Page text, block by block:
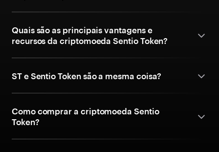
Quais são as principais vantagens e
recursos da criptomoeda Sentio Token?
ST e Sentio Token são a mesma coisa?
Como comprar a criptomoeda Sentio
Token?